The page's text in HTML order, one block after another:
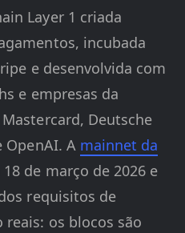
Layer 1 criada
incubada
e desenvolvida com
e empresas da
Deutsche
OpenAI. A mainnet da
de março de 2026 e
requisitos de
os blocos são